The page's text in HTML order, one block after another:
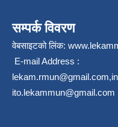
सम्पर्क विवरण
वेबसाइटको लिंक:
E-mail Address :
lekam.rmun@gmail.com,
ito.lekammun@gmail.com